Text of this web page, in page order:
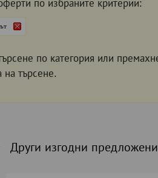
по избраните критерии:
по категория или
на търсене.
Други изгодни